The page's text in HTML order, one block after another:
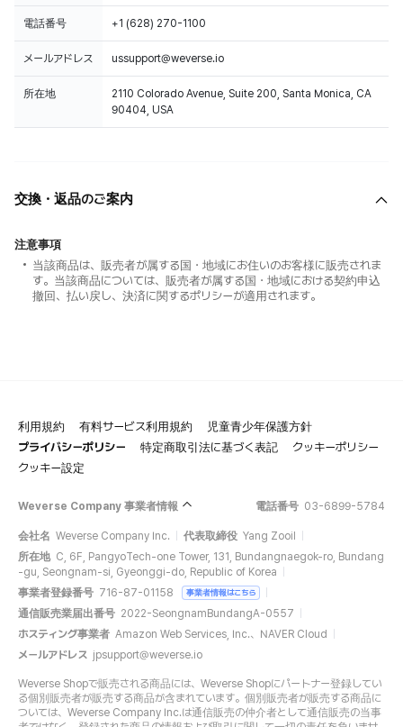
電話番号 +1 (628) 270-1100
メールアドレス ussupport@weverse.io
所在地
2110 Colorado Avenue, Suite 200, Santa Monica, CA
90404, USA
交換・返品のご案内
注意事項
当該商品は、販売者が属する国・地域にお住いのお客様に販売されま
す。当該商品については、販売者が属する国・地域における契約申込
撤回、払い戻し、決済に関するポリシーが適用されます。
利用規約 有料サービス利用規約
児童青少年保護方針
プライバシーポリシー
特定商取引法に基づく表記
クッキーポリシー
クッキー設定
Weverse Company 事業者情報 電話番号 03-6899-5784
会社名 Weverse Company Inc. 代表取締役 Yang Zooil
所在地 C, 6F, PangyoTech-one Tower, 131, Bundangnaegok-ro, Bundang
-gu, Seongnam-si, Gyeonggi-do, Republic of Korea
事業者登録番号 716-87-01158 事業者情報はこちら
通信販売業届出番号 2022-SeongnamBundangA-0557
ホスティング事業者 Amazon Web Services, Inc.、NAVER Cloud
メールアドレス jpsupport@weverse.io
Weverse Shopで販売される商品には、Weverse Shopにパートナー登録してい
る個別販売者が販売する商品が含まれています。個別販売者が販売する商品に
ついては、Weverse Company Inc.は通信販売の仲介者として通信販売の当事